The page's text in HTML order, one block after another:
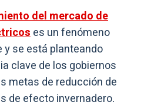
del mercado de
es un fenómeno
y se está planteando
clave de los gobiernos
metas de reducción de
de efecto invernadero,